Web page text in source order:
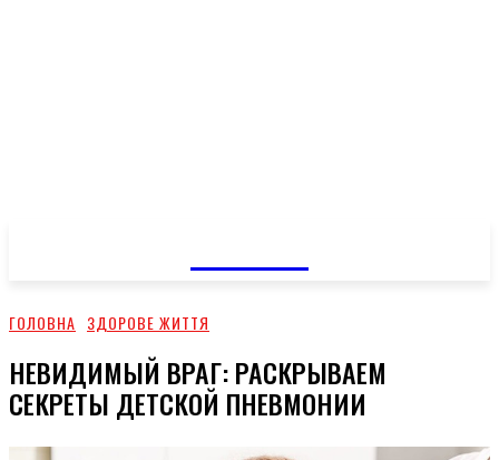
ГОЛОВНА ЗДОРОВЕ ЖИТТЯ
НЕВИДИМЫЙ ВРАГ: РАСКРЫВАЕМ
СЕКРЕТЫ ДЕТСКОЙ ПНЕВМОНИИ